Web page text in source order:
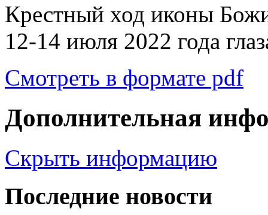
Крестный ход иконы
12-14 июля 2022 года
Смотреть в формате pdf
Дополнительная
Скрыть информацию
Последние новости